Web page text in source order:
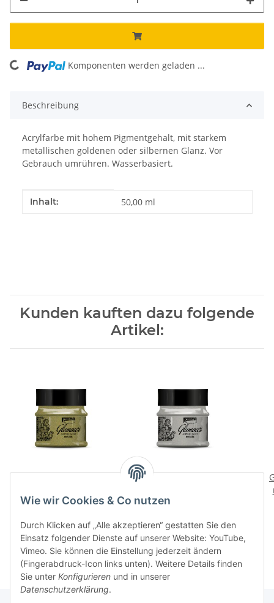
Wie wir Cookies & Co nutzen
Durch Klicken auf „Alle akzeptieren“ gestatten Sie den
Einsatz folgender Dienste auf unserer Website: YouTube,
Vimeo. Sie können die Einstellung jederzeit ändern
(Fingerabdruck-Icon links unten). Weitere Details finden
Sie unter Konfigurieren und in unserer
Datenschutzerklärung.
Loading... Komponenten werden geladen ...
Beschreibung
Acrylfarbe mit hohem Pigmentgehalt, mit starkem
metallischen goldenen oder silbernen Glanz. Vor
Gebrauch umrühren. Wasserbasiert.
Produkteigenschaft
Wert
Inhalt: 50,00 ml
Kunden kauften dazu folgende
Artikel:
Glamour Metallic
4,59 €*
Glamour Metallic platin
4,50 €